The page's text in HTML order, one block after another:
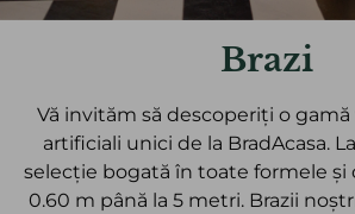
Brazi
Vă invităm să descoperiți o gamă
artificiali unici de la BradAcasa.
selecție bogată în toate formele și
0.60 m până la 5 metri. Brazii